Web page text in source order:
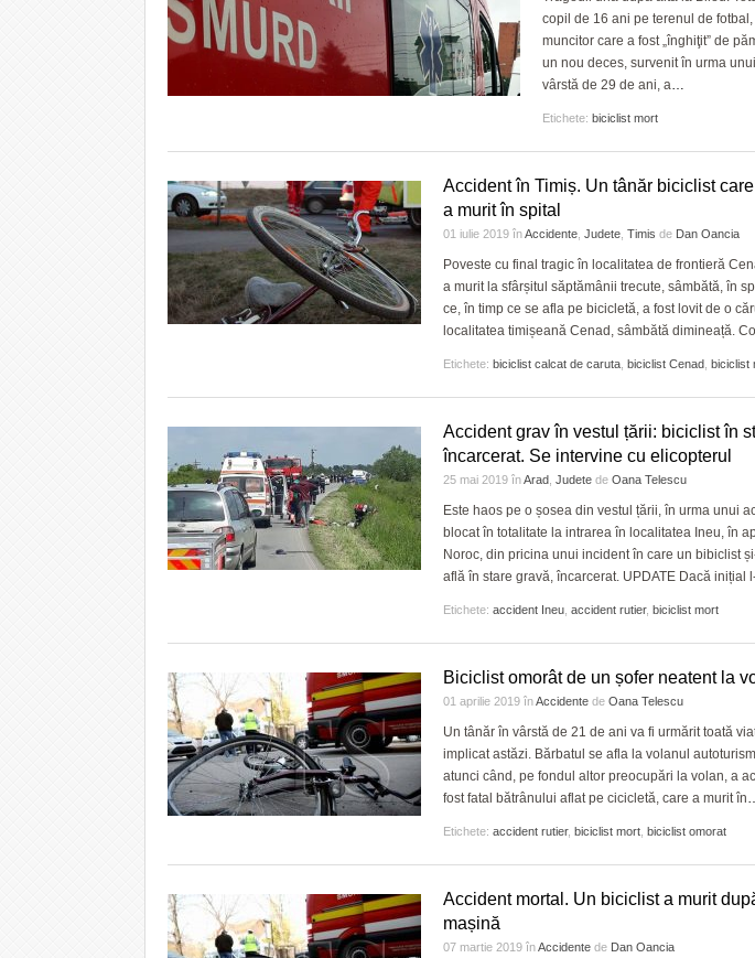
onoare/FOTO- acum 2 zile
Primăria Timișoara vinde
lemn- 3 August 2026
2026
TERASĂ
PE
copil de 16 ani pe terenul de
muncitor care a fost „înghiţit” de
un nou deces, survenit în urma
vârstă de 29 de ani, a…
Etichete: biciclist mort
Accident în Timiș. Un tânăr biciclist
a murit în spital
01 iulie 2019 înAccidente Judete Timis de Dan Oancia
Poveste cu final tragic în localitatea de frontieră
a murit la sfârșitul săptămânii trecute, sâmbătă, în
ce, în timp ce se afla pe bicicletă, a fost lovit de o
localitatea timișeană Cenad, sâmbătă dimineață.
Etichete: biciclist calcat de caruta biciclist Cenad biciclist
Accident grav în vestul țării: biciclist în
încarcerat. Se intervine cu elicopterul
25 mai 2019 înArad Judete de Oana Telescu
Este haos pe o șosea din vestul țării, în urma unui
blocat în totalitate la intrarea în localitatea Ineu, în
Noroc, din pricina unui incident în care un bibiclist
află în stare gravă, încarcerat. UPDATE Dacă inițial
Etichete: accident Ineu accident rutier, biciclist mort
Biciclist omorât de un șofer neatent la
01 aprilie 2019 înAccidente de Oana Telescu
Un tânăr în vârstă de 21 de ani va fi urmărit toată
implicat astăzi. Bărbatul se afla la volanul
atunci când, pe fondul altor preocupări la volan, a
fost fatal bătrânului aflat pe cicicletă, care a murit în
Etichete: accident rutier, biciclist mort biciclist omorat
Accident mortal. Un biciclist a murit
mașină
07 martie 2019 înAccidente de Dan Oancia